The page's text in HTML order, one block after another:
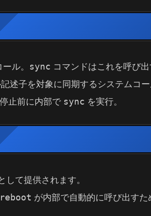
ル。 sync コマンドはこれを呼び出
述子を対象に同期するシステムコー
止前に内部で sync を実行。
して提供されます。
reboot が内部で自動的に呼び出す